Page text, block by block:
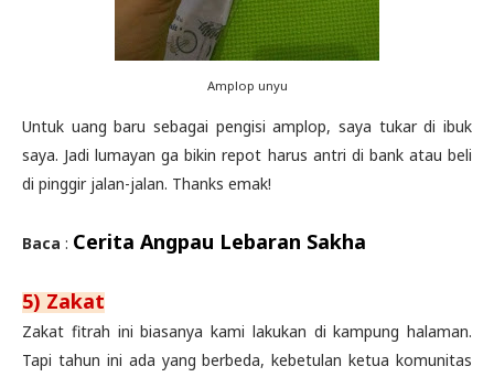
Amplop unyu
Untuk uang baru sebagai pengisi amplop, saya tukar di ibuk
saya. Jadi lumayan ga bikin repot harus antri di bank atau beli
di pinggir jalan-jalan. Thanks emak!
Baca : Cerita Angpau Lebaran Sakha
5) Zakat
Zakat fitrah ini biasanya kami lakukan di kampung halaman.
Tapi tahun ini ada yang berbeda, kebetulan ketua komunitas